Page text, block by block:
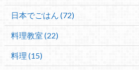
日本でごはん (72)
料理教室 (22)
料理 (15)